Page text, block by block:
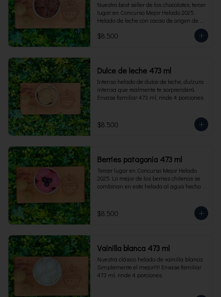
Nuestro best seller de los chocolates, tercer
lugar en Concurso Mejor Helado 2025.
Helado de leche con cacao de origen de
intensidad al 60%. Envase familiar 473 ml,
rinde 4  porciones.
$8.500
Dulce de leche 473 ml
Intenso helado de dulce de leche, dulzura
intensa que realmente te sorprenderá.
Envase familiar 473 ml, rinde 4 porciones.
$8.500
Berries patagonia 473 ml
Tercer lugar en Concurso Mejor Helado
2025. Lo mejor de los berries chilenos se
combinan en este helado al agua hecho
473 ml. Rinde 4 porciones.
$8.500
Vainilla blanca 473 ml
Nuestra clásico helado de vainilla blanca.
Simplemente el mejor!!!! Envase familiar
473 ml, rinde 4 porciones.